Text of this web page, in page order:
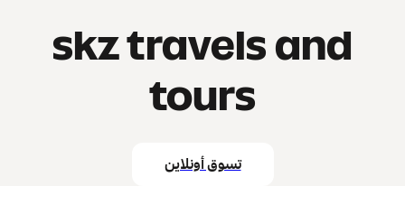
skz travels and
tours
تسوق أونلاين